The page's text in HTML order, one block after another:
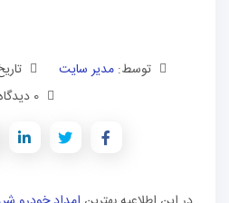
توسط: مدیر سایت